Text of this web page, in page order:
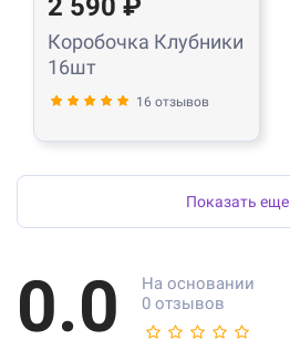
2 590 ₽
Коробочка Клубники
16шт
16 отзывов
Показать еще
0.0
На основании
0 отзывов